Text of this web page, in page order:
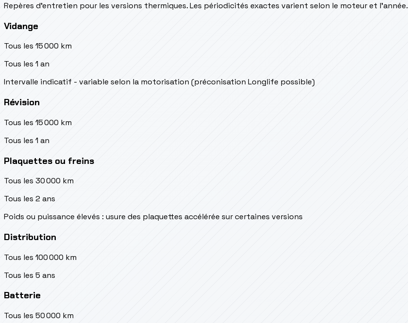
Repères d’entretien pour les versions thermiques. Les périodicités exactes varient selon le moteur et l’année.
Vidange
Tous les 15 000 km
Tous les 1 an
Intervalle indicatif - variable selon la motorisation (préconisation Longlife possible)
Révision
Tous les 15 000 km
Tous les 1 an
Plaquettes ou freins
Tous les 30 000 km
Tous les 2 ans
Poids ou puissance élevés : usure des plaquettes accélérée sur certaines versions
Distribution
Tous les 100 000 km
Tous les 5 ans
Batterie
Tous les 50 000 km